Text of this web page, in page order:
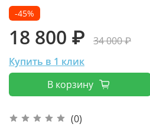
(0)
-45%
18 800 ₽
34 000 ₽
Купить в 1 клик
В корзину